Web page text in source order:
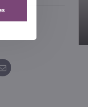
E-
mail